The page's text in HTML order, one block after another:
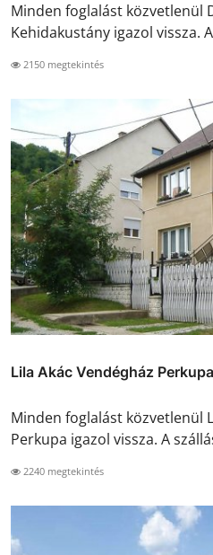
Minden foglalást közvetlenül
Kehidakustány igazol vissza.
2150 megtekintés
Lila Akác Vendégház Perkupa
Minden foglalást közvetlenül
Perkupa igazol vissza. A
2240 megtekintés